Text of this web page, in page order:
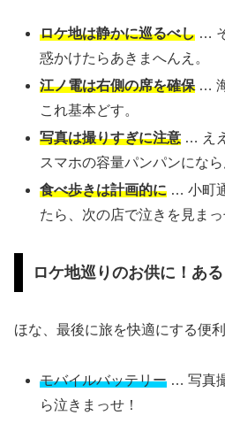
ロケ地は静かに巡るべし …
惑かけたらあきまへんえ。
江ノ電は右側の席を確保 …
これ基本どす。
写真は撮りすぎに注意 … え
スマホの容量パンパンになら
食べ歩きは計画的に … 小町
たら、次の店で泣きを見まっ
ロケ地巡りのお供に！あ
ほな、最後に旅を快適にする便
モバイルバッテリー … 写真
ら泣きまっせ！